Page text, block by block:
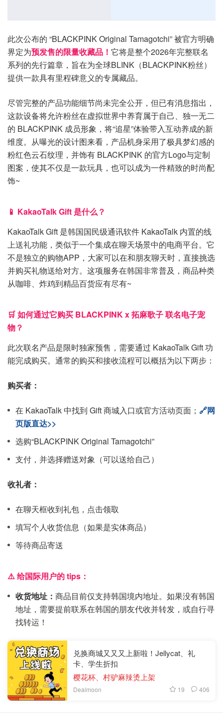
此次公布的 “BLACKPINK Original Tamagotchi” 被官方明确
界定为预发售的限量收藏品！ 它将是整个2026年完整联名
系列的先行篇章，旨在为全球BLINK（BLACKPINK粉丝）
提供一款具有里程碑意义的专属藏品。
尽管完整的产品功能细节尚未完全公开，但已有消息指出，
这款设备将允许粉丝在虚拟世界中养育属于自己、独一无二
的 BLACKPINK 成员形象，将“追星”体验带入互动养成的新
维度。从曝光的设计图来看，产品机身采用了极具梦幻感的
粉红色云石纹理，并饰有 BLACKPINK 的官方Logo与定制
图案，使其不仅是一款玩具，也可以成为一件精致的时尚配
饰~
📱 KakaoTalk Gift 是什么？
KakaoTalk Gift 是韩国国民级通讯软件 KakaoTalk 内置的线
上送礼功能，类似于一个集成在聊天场景中的电商平台。它
不是独立的购物APP，大家可以在和朋友聊天时，直接挑选
并购买礼物送给对方。这项服务在韩国非常普及，商品种类
从咖啡、炸鸡到精品百货应有尽有~
🛒 如何通过它购买 BLACKPINK x 拓麻歌子 联名电子宠
物？
此次联名产品是限时独家预售，需要通过 KakaoTalk Gift 功
能完成购买。通常的购买和接收流程可以概括为以下两步：
购买者：
在 KakaoTalk 中找到 Gift 商城入口或官方活动页面； 🔗网
页版直达>>
选购“BLACKPINK Original Tamagotchi”
支付，并选择赠送对象（可以送给自己）
收礼者：
在聊天框收到礼包，点击领取
填写个人收货信息（如果是实体商品）
等待商品寄送
⚠️ 给国际用户的 tips：
收货地址： 商品目前仅支持韩国境内地址。如果没有韩国
地址，需要提前联系在韩国的朋友代收并转发，或自行寻
找转运！
兑换商城又又又上新啦！Jellycat、礼
卡、学生折扣
樱花杯、村驴麻辣烫上架
Dealmoon 19 406